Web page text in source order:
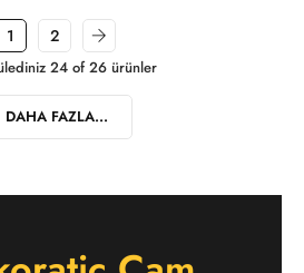
1 2
24 of 26 ürünler
DAHA FAZLA...